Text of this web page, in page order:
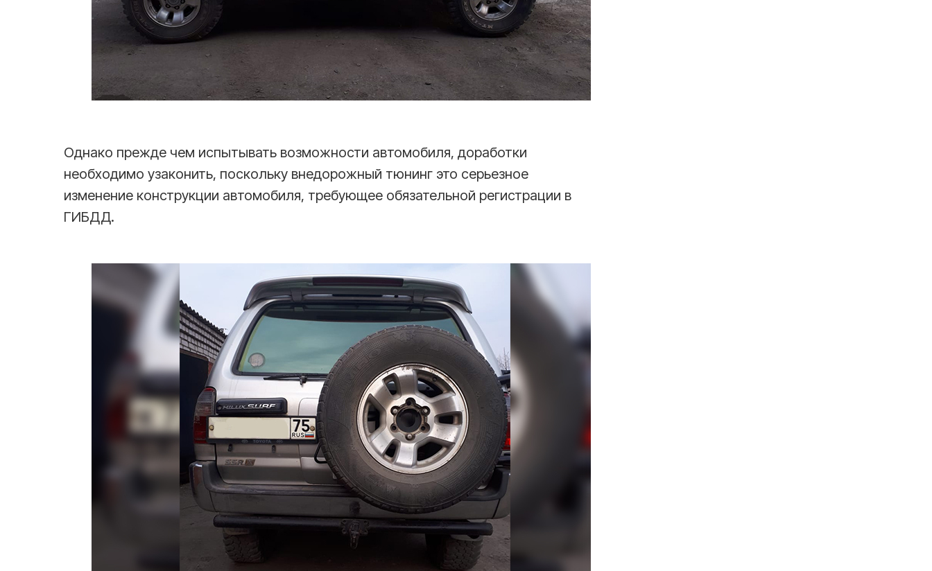
Однако прежде чем испытывать возможности автомобиля, доработки
необходимо узаконить, поскольку внедорожный тюнинг это серьезное
изменение конструкции автомобиля, требующее обязательной регистрации в
ГИБДД.